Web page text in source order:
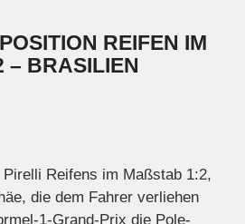
REIFEN IM
BRASILIEN
Reifens im Maßstab 1:2,
die dem Fahrer verliehen
1-Grand-Prix die Pole-